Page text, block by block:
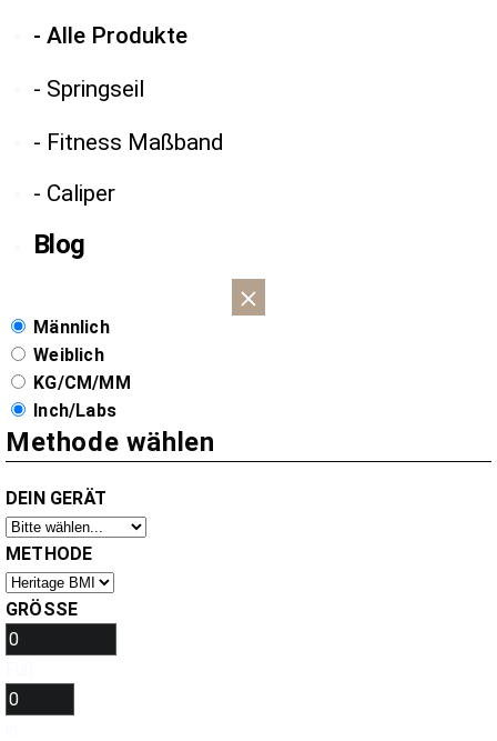
- Alle Produkte
- Springseil
- Fitness Maßband
- Caliper
Blog
Männlich
Weiblich
KG/CM/MM
Inch/Labs
Methode wählen
DEIN GERÄT
METHODE
GRÖSSE